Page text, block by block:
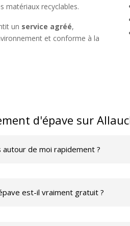
matériaux recyclables.
un service agréé,
et conforme à la
d'épave sur
de moi rapidement ?
est-il vraiment gratuit ?